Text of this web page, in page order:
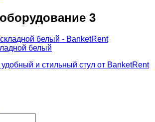
3
белый
и стильный стул от BanketRent